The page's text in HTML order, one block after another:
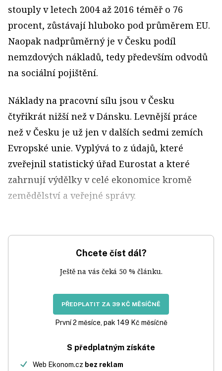
stouply v letech 2004 až 2016 téměř o 76
procent, zůstávají hluboko pod průměrem EU.
Naopak nadprůměrný je v Česku podíl
nemzdových nákladů, tedy především odvodů
na sociální pojištění.
Náklady na pracovní sílu jsou v Česku
čtyřikrát nižší než v Dánsku. Levnější práce
než v Česku je už jen v dalších sedmi zemích
Evropské unie. Vyplývá to z údajů, které
zveřejnil statistický úřad Eurostat a které
zahrnují výdělky v celé ekonomice kromě
zemědělství a veřejné správy.
Chcete číst dál?
Ještě na vás čeká 50 % článku.
PŘEDPLATIT ZA 39 KČ MĚSÍČNĚ
První 2 měsíce, pak 149 Kč měsíčně
S předplatným získáte
Web Ekonom.cz bez reklam